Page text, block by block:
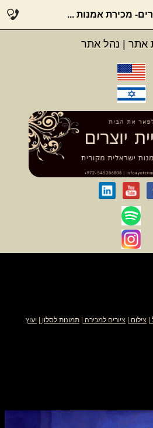
מכירת אמנות ...
אתר נהל אתר
צילום ציורים למכירה תמונות לסלון
יעוץ